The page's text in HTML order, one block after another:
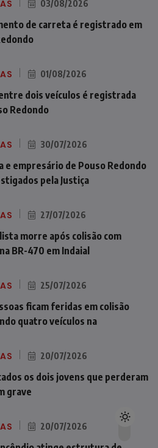
03/08/2026
de carreta é registrado em
01/08/2026
dois veículos é registrada
Redondo
30/07/2026
e empresário de Pouso Redondo
pela Justiça
27/07/2026
morre após colisão com
BR-470 em Indaial
25/07/2026
ficam feridas em colisão
quatro veículos na
20/07/2026
os dois jovens que perderam
grave
20/07/2026